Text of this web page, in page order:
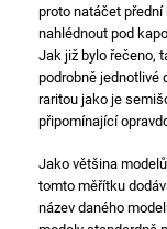
proto natáčet
nahlédnout pod
Jak již bylo řečeno,
podrobně jednotlivé
raritou jako je
připomínající
Jako většina
tomto měřítku
název daného